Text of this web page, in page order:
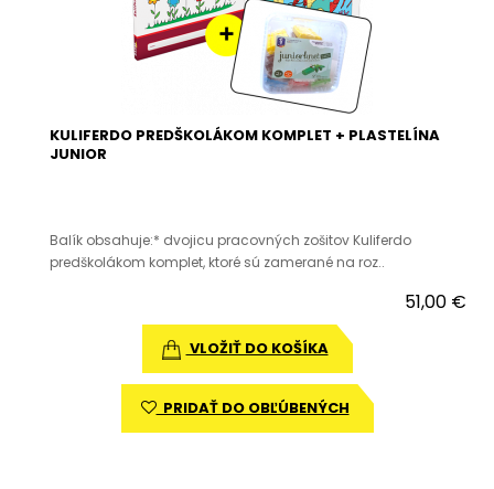
KULIFERDO PREDŠKOLÁKOM KOMPLET + PLASTELÍNA
JUNIOR
Balík obsahuje:* dvojicu pracovných zošitov Kuliferdo
predškolákom komplet, ktoré sú zamerané na roz..
51,00 €
VLOŽIŤ DO KOŠÍKA
PRIDAŤ DO OBĽÚBENÝCH